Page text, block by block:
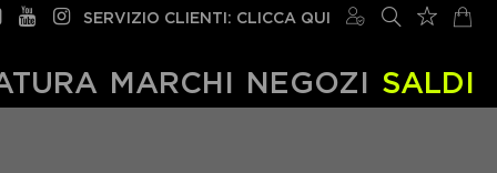
SERVIZIO CLIENTI: CLICCA QUI
MARCHI NEGOZI SALDI